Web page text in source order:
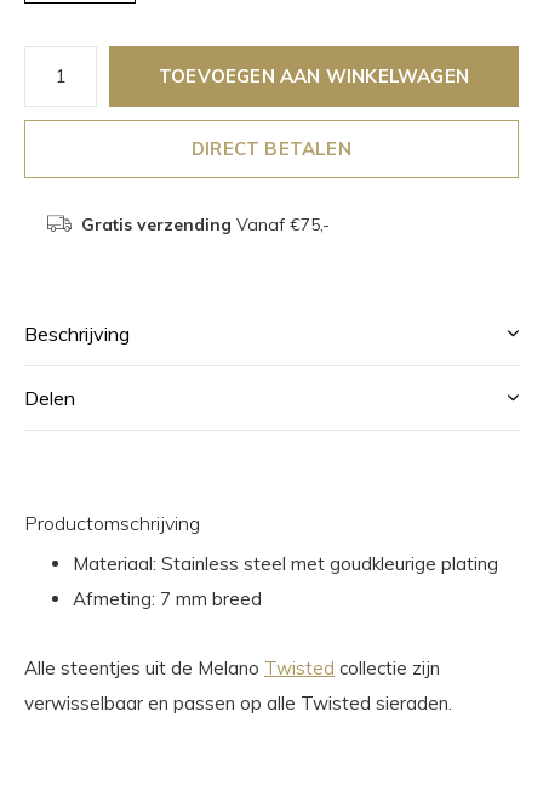
TOEVOEGEN AAN WINKELWAGEN
DIRECT BETALEN
Gratis verzending Vanaf €75,-
Beschrijving
Delen
Productomschrijving
Materiaal: Stainless steel met goudkleurige plating
Afmeting: 7 mm breed
Alle steentjes uit de Melano Twisted collectie zijn
verwisselbaar en passen op alle Twisted sieraden.